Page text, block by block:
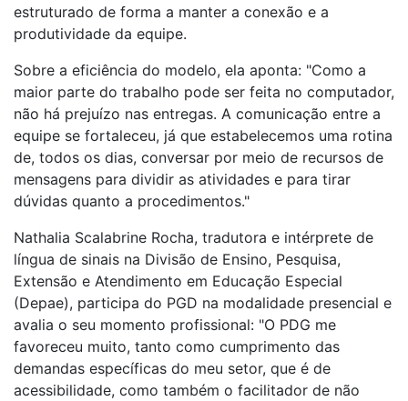
estruturado de forma a manter a conexão e a
produtividade da equipe.
Sobre a eficiência do modelo, ela aponta: "Como a
maior parte do trabalho pode ser feita no computador,
não há prejuízo nas entregas. A comunicação entre a
equipe se fortaleceu, já que estabelecemos uma rotina
de, todos os dias, conversar por meio de recursos de
mensagens para dividir as atividades e para tirar
dúvidas quanto a procedimentos."
Nathalia Scalabrine Rocha, tradutora e intérprete de
língua de sinais na Divisão de Ensino, Pesquisa,
Extensão e Atendimento em Educação Especial
(Depae), participa do PGD na modalidade presencial e
avalia o seu momento profissional: "O PDG me
favoreceu muito, tanto como cumprimento das
demandas específicas do meu setor, que é de
acessibilidade, como também o facilitador de não